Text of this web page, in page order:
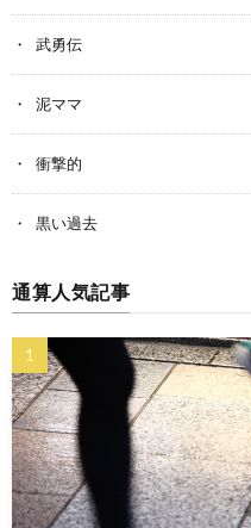
武勇伝
泥ママ
衝撃的
黒い過去
通算人気記事